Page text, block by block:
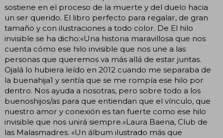
sostiene en el proceso de la muerte y del duelo hacia
un ser querido. El libro perfecto para regalar, de gran
tamaño y con ilustraciones a todo color. De El hilo
invisible se ha dicho:«Una historia maravillosa que nos
cuenta cómo ese hilo invisible que nos une a las
personas que queremos va más allá de estar juntas.
Ojalá lo hubiera leído en 2012 cuando me separaba de
la buenahija1 y sentía que se me rompía ese hilo por
dentro. Nos ayuda a nosotras, pero sobre todo a los
buenoshijos/as para que entiendan que el vínculo, que
nuestro amor y conexión es tan fuerte como ese hilo
invisible que nos unirá siempre.»Laura Baena, Club de
las Malasmadres. «Un álbum ilustrado más que